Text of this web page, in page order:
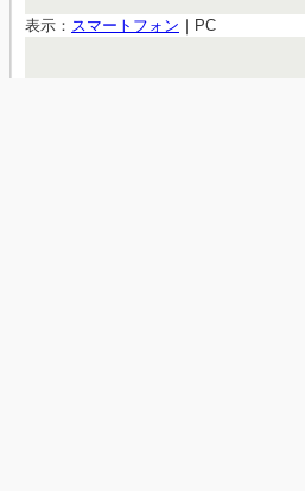
表示： スマートフォン ｜ PC